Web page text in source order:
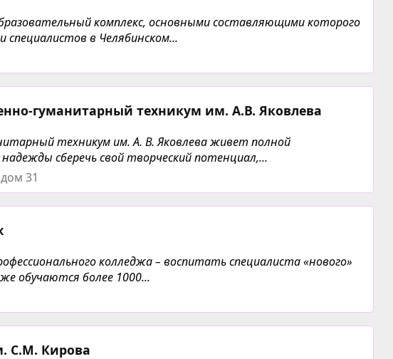
комплекс, основными составляющими которого
в Челябинском...
гуманитарный техникум им. А.В. Яковлева
техникум им. А. В. Яковлева живет полной
сберечь свой творческий потенциал,...
31
колледжа – воспитать специалиста «нового»
обучаются более 1000...
С.М. Кирова